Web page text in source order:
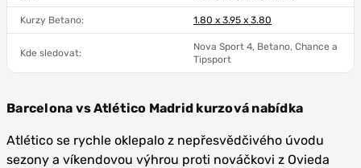
Kurzy Betano: 1.80 x 3.95 x 3.80
Kde sledovat:
Nova Sport 4, Betano, Chance a
Tipsport
Barcelona vs Atlético Madrid kurzová nabídka
Atlético se rychle oklepalo z nepřesvědčivého úvodu
sezony a víkendovou výhrou proti nováčkovi z Ovieda